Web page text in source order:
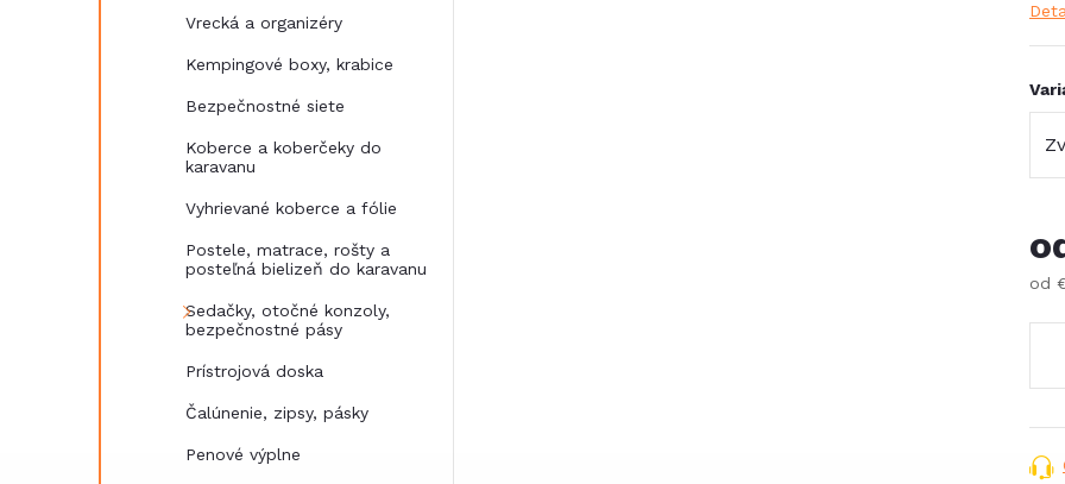
Vrecká a organizéry
Kempingové boxy, krabice
Bezpečnostné siete
Koberce a koberčeky do
karavanu
Vyhrievané koberce a fólie
Postele, matrace, rošty a
posteľná bielizeň do karavanu
Sedačky, otočné konzoly,
bezpečnostné pásy
Prístrojová doska
Čalúnenie, zipsy, pásky
Penové výplne
od